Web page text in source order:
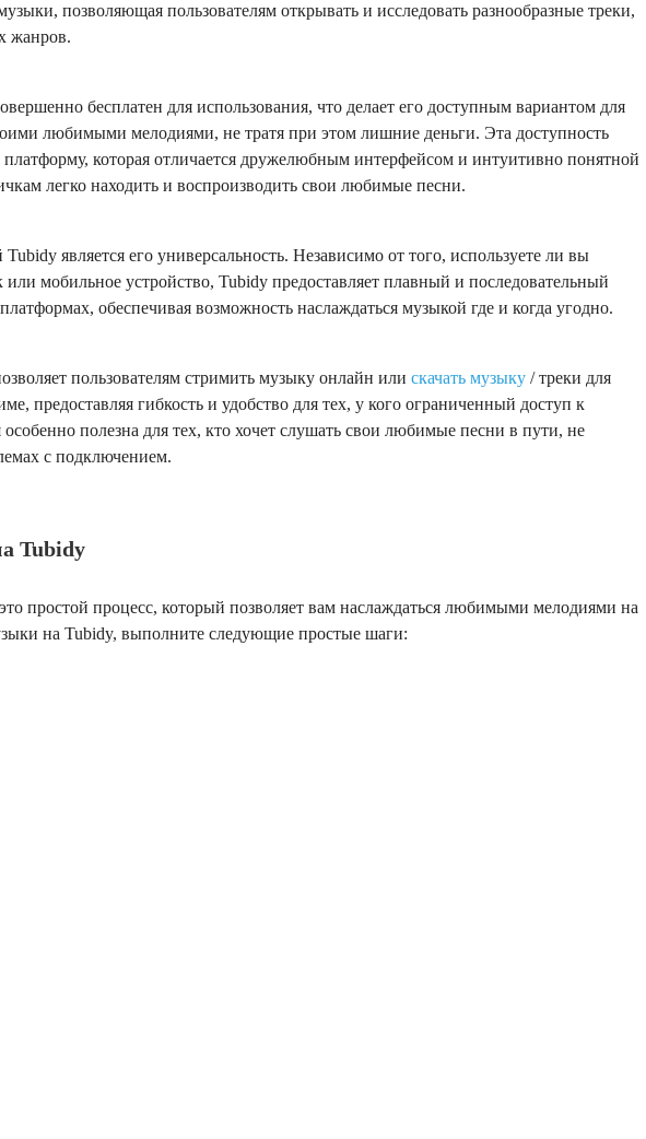
позволяющая пользователям открывать и исследовать разнообразные треки,
жанров.
бесплатен для использования, что делает его доступным вариантом для
любимыми мелодиями, не тратя при этом лишние деньги. Эта доступность
платформу, которая отличается дружелюбным интерфейсом и интуитивно понятной
легко находить и воспроизводить свои любимые песни.
является его универсальность. Независимо от того, используете ли вы
мобильное устройство, Tubidy предоставляет плавный и последовательный
обеспечивая возможность наслаждаться музыкой где и когда угодно.
пользователям стримить музыку онлайн или скачать музыку / треки для
предоставляя гибкость и удобство для тех, у кого ограниченный доступ к
полезна для тех, кто хочет слушать свои любимые песни в пути, не
с подключением.
Tubidy
простой процесс, который позволяет вам наслаждаться любимыми мелодиями на
на Tubidy, выполните следующие простые шаги: